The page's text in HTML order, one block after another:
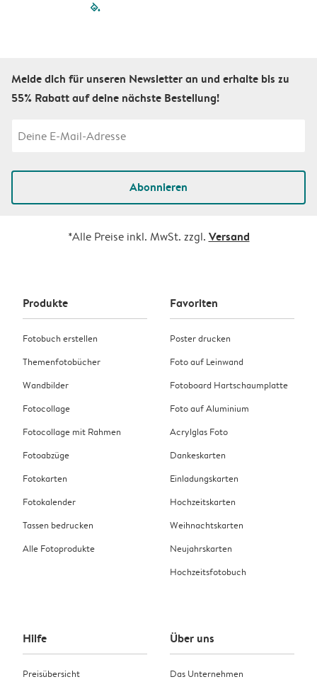
filled-pagination
Melde dich für unseren Newsletter an und erhalte bis zu
55% Rabatt auf deine nächste Bestellung!
Abonnieren
*Alle Preise inkl. MwSt. zzgl. Versand
Produkte
Fotobuch erstellen
Themenfotobücher
Wandbilder
Fotocollage
Fotocollage mit Rahmen
Fotoabzüge
Fotokarten
Fotokalender
Tassen bedrucken
Alle Fotoprodukte
Favoriten
Poster drucken
Foto auf Leinwand
Fotoboard Hartschaumplatte
Foto auf Aluminium
Acrylglas Foto
Dankeskarten
Einladungskarten
Hochzeitskarten
Weihnachtskarten
Neujahrskarten
Hochzeitsfotobuch
Hilfe
Preisübersicht
Über uns
Das Unternehmen